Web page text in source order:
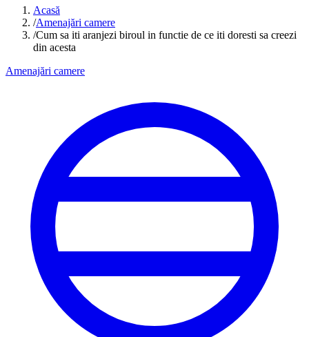
Acasă
/Amenajări camere
/Cum sa iti aranjezi biroul in functie de ce iti doresti sa creezi
din acesta
Amenajări camere